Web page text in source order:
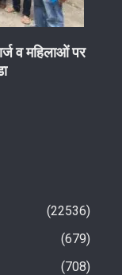
व महिलाओं पर
22536
679
708